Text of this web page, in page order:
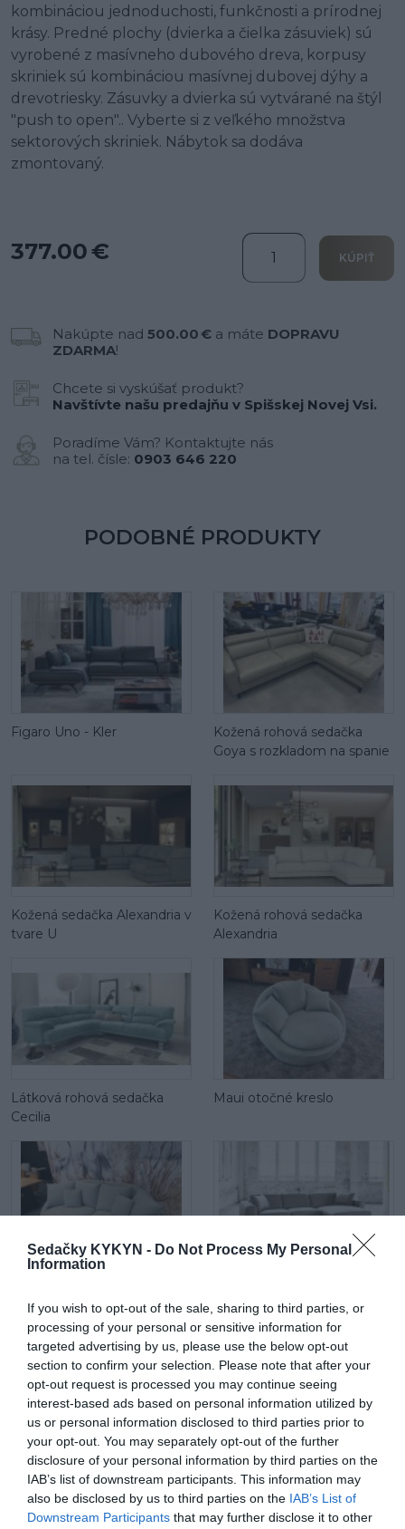
Sedačky KYKYN - Do Not Process My Personal
Information
If you wish to opt-out of the sale, sharing to third parties, or
processing of your personal or sensitive information for
targeted advertising by us, please use the below opt-out
section to confirm your selection. Please note that after your
opt-out request is processed you may continue seeing
interest-based ads based on personal information utilized by
us or personal information disclosed to third parties prior to
your opt-out. You may separately opt-out of the further
disclosure of your personal information by third parties on the
IAB’s list of downstream participants. This information may
also be disclosed by us to third parties on the IAB’s List of
Downstream Participants that may further disclose it to other
kombináciou jednoduchosti, funkčnosti a prírodnej
krásy. Predné plochy (dvierka a čielka zásuviek) sú
vyrobené z masívneho dubového dreva, korpusy
skriniek sú kombináciou masívnej dubovej dýhy a
drevotriesky. Zásuvky a dvierka sú vytvárané na štýl
"push to open".. Vyberte si z veľkého množstva
sektorových skriniek. Nábytok sa dodáva
zmontovaný.
377.00 € KÚPIŤ
Nakúpte nad 500.00 € a máte DOPRAVU
ZDARMA!
Chcete si vyskúšať produkt?
Navštívte našu predajňu v Spišskej Novej Vsi.
Poradíme Vám? Kontaktujte nás
na tel. čísle: 0903 646 220
PODOBNÉ PRODUKTY
Figaro Uno - Kler
Kožená rohová sedačka
Goya s rozkladom na spanie
Kožená sedačka Alexandria v
tvare U
Kožená rohová sedačka
Alexandria
Látková rohová sedačka
Cecilia
Maui otočné kreslo
true
Be comfy v koži
Látková rohová sedačka
Lumber Jack s otomanom